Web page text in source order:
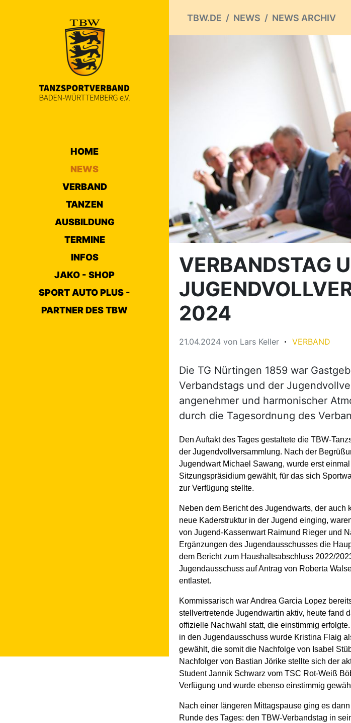
HOME
NEWS
VERBAND
TANZEN
AUSBILDUNG
TERMINE
INFOS
JAKO - SHOP
SPORT AUTO PLUS -
PARTNER DES TBW
TBW.DE NEWS NEWS ARCHIV
VERBANDSTAG
2024
21.04.2024 von Lars Keller VERBAND
Die TG Nürtingen 1859 war
Verbandstags und der
angenehmer und harmonischer
durch die Tagesordnung des
Den Auftakt des Tages gestaltete die TBW-
der Jugendvollversammlung. Nach der
Jugendwart Michael Sawang, wurde erst
Sitzungspräsidium gewählt, für das sich
zur Verfügung stellte.
Neben dem Bericht des Jugendwarts, der auch
neue Kaderstruktur in der Jugend einging,
von Jugend-Kassenwart Raimund Rieger und
Ergänzungen des Jugendausschusses die
dem Bericht zum Haushaltsabschluss 2022/
Jugendausschuss auf Antrag von Roberta
entlastet.
Kommissarisch war Andrea Garcia Lopez
stellvertretende Jugendwartin aktiv, heute fand
offizielle Nachwahl statt, die einstimmig
in den Jugendausschuss wurde Kristina Flaig
gewählt, die somit die Nachfolge von Isabel
Nachfolger von Bastian Jörike stellte sich der
Student Jannik Schwarz vom TSC Rot-Weiß
Verfügung und wurde ebenso einstimmig
Nach einer längeren Mittagspause ging es
Runde des Tages: den TBW-Verbandstag in